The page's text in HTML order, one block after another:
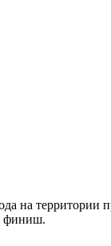
на
финиш.